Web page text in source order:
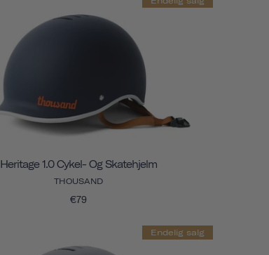
Heritage 1.0 Cykel- Og Skatehjelm
THOUSAND
€79
Endelig salg